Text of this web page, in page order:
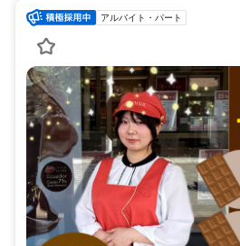
アルバイト・パート